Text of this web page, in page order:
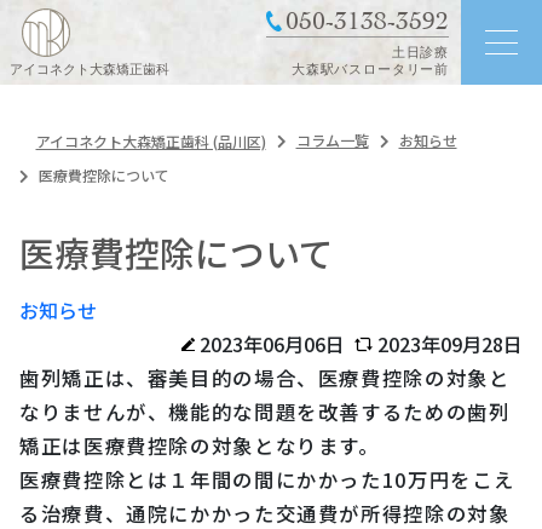
アイコネクト大森矯正歯科
050-3138-3592
土日診療
大森駅バスロータリー前
アイコネクト大森矯正歯科 (品川区) コラム一覧
お知らせ
医療費控除について
医療費控除について
お知らせ
2023年06月06日
2023年09月28日
歯列矯正は、審美目的の場合、医療費控除の対象と
なりませんが、機能的な問題を改善するための歯列
矯正は医療費控除の対象となります。
医療費控除とは１年間の間にかかった10万円をこえ
る治療費、通院にかかった交通費が所得控除の対象